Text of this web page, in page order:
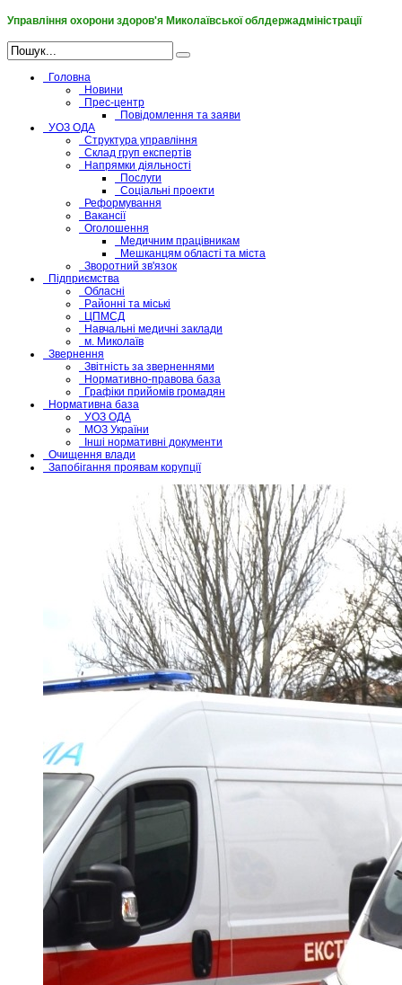
Управління охорони здоров'я Миколаївської облдержадміністрації
Головна
Новини
Прес-центр
Повідомлення та заяви
УОЗ ОДА
Структура управління
Склад груп експертів
Напрямки діяльності
Послуги
Соціальні проекти
Реформування
Вакансії
Оголошення
Медичним працівникам
Мешканцям області та міста
Зворотний зв'язок
Підприємства
Обласні
Районні та міські
ЦПМСД
Навчальні медичні заклади
м. Миколаїв
Звернення
Звітність за зверненнями
Нормативно-правова база
Графіки прийомів громадян
Нормативна база
УОЗ ОДА
МОЗ України
Інші нормативні документи
Очищення влади
Запобігання проявам корупції